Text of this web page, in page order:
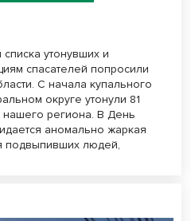
утонувших и
спасателей попросили
С начала купального
округе утонули 81
региона. В День
аномально жаркая
подвыпивших людей,